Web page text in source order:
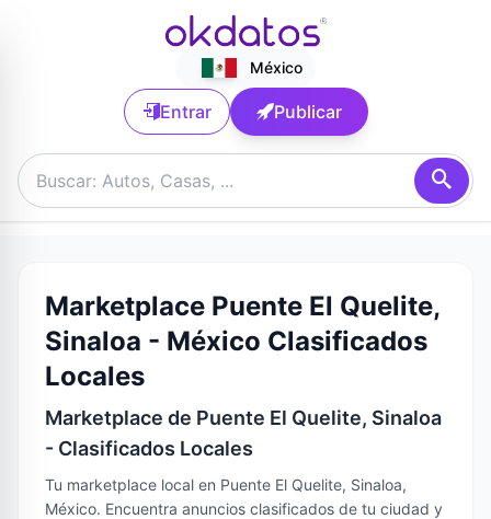
México
Entrar Publicar
Marketplace Puente El Quelite,
Sinaloa - México Clasificados
Locales
Marketplace de Puente El Quelite, Sinaloa
- Clasificados Locales
Tu marketplace local en Puente El Quelite, Sinaloa,
México. Encuentra anuncios clasificados de tu ciudad y